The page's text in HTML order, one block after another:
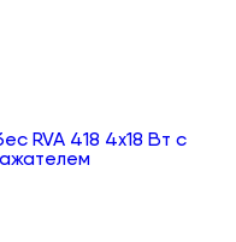
RVA 418 4х18 Вт с